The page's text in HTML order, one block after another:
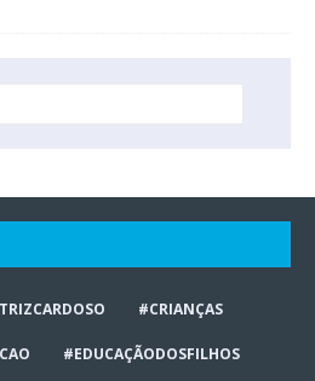
#CRIANÇAS
#EDUCAÇÃODOSFILHOS